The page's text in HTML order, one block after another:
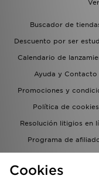
Buscador de
Descuento por ser
Calendario de
Ayuda y Contacto
Promociones y
Política de cookies
Resolución litigios en
Programa de
del grupo JD -
Cookies